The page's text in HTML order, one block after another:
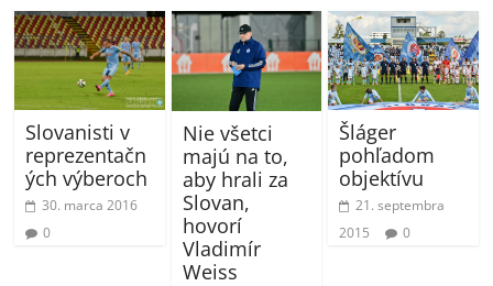
Slovanisti v
reprezentačn
ých výberoch
30. marca 2016
0
Nie všetci
majú na to,
aby hrali za
Slovan,
hovorí
Vladimír
Weiss
Šláger
pohľadom
objektívu
21. septembra
2015
0